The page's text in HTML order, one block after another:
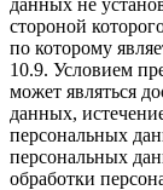
стороной
по которому
10.9. Условием
может являться
данных,
персональных
персональных
обработки